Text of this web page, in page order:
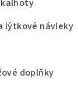
kalhoty
lýtkové návleky
doplňky